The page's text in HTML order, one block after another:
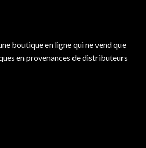
boutique en ligne qui ne vend que
en provenances de distributeurs